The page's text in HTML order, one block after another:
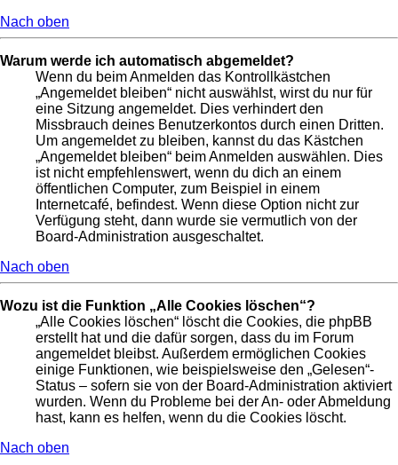
Nach oben
Warum werde ich automatisch abgemeldet?
Wenn du beim Anmelden das Kontrollkästchen
„Angemeldet bleiben“ nicht auswählst, wirst du nur für
eine Sitzung angemeldet. Dies verhindert den
Missbrauch deines Benutzerkontos durch einen Dritten.
Um angemeldet zu bleiben, kannst du das Kästchen
„Angemeldet bleiben“ beim Anmelden auswählen. Dies
ist nicht empfehlenswert, wenn du dich an einem
öffentlichen Computer, zum Beispiel in einem
Internetcafé, befindest. Wenn diese Option nicht zur
Verfügung steht, dann wurde sie vermutlich von der
Board-Administration ausgeschaltet.
Nach oben
Wozu ist die Funktion „Alle Cookies löschen“?
„Alle Cookies löschen“ löscht die Cookies, die phpBB
erstellt hat und die dafür sorgen, dass du im Forum
angemeldet bleibst. Außerdem ermöglichen Cookies
einige Funktionen, wie beispielsweise den „Gelesen“-
Status – sofern sie von der Board-Administration aktiviert
wurden. Wenn du Probleme bei der An- oder Abmeldung
hast, kann es helfen, wenn du die Cookies löscht.
Nach oben